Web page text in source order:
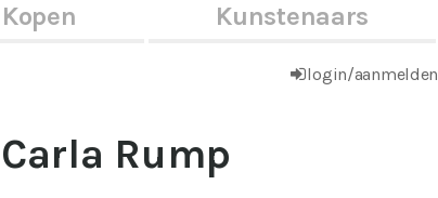
Kunstenaars
login/aanmelden
Carla Rump